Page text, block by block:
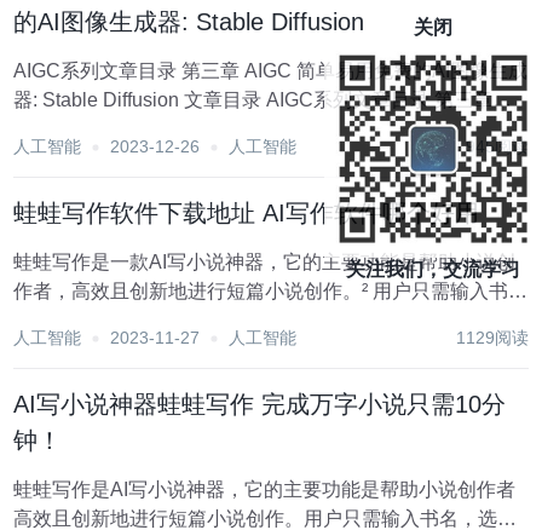
的AI图像生成器: Stable Diffusion
AIGC系列文章目录 第三章 AIGC 简单易用免费的AI图像生成
器: Stable Diffusion 文章目录 AIGC系列文章目录 第三章
AIGC 简单易用免费的AI图像生成器: Stable Diffusion 一、
S...
人工智能 2023-12-26 人工智能 945阅读
蛙蛙写作软件下载地址 AI写作软件哪个好用
蛙蛙写作是一款AI写小说神器，它的主要功能是帮助小说创
作者，高效且创新地进行短篇小说创作。² 用户只需输入书
情节。那么蛙蛙写作在哪里可以体验呢?这里就给大家带来蛙
人工智能 2023-11-27 人工智能 1129阅读
AI写小说神器蛙蛙写作 完成万字小说只需10分
钟！
蛙蛙写作是AI写小说神器，它的主要功能是帮助小说创作者
高效且创新地进行短篇小说创作。用户只需输入书名，选择
关闭
关注我们，交流学习